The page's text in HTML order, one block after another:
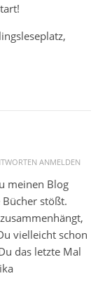
ANMELDEN
meinen Blog
stößt.
vielleicht schon
das letzte Mal